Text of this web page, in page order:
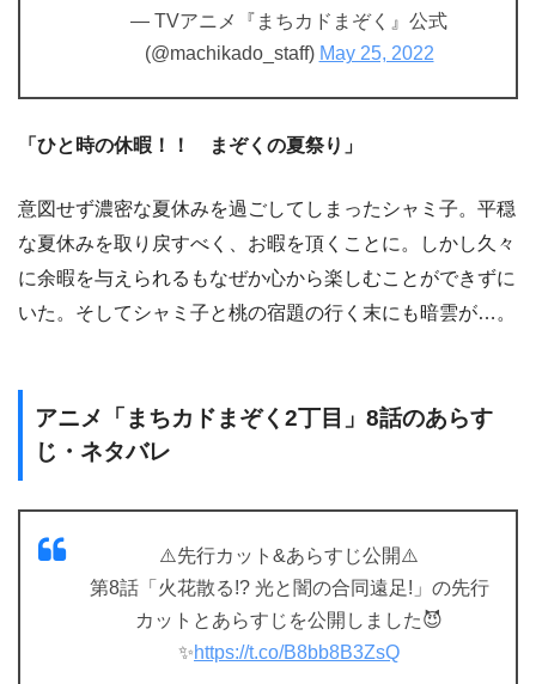
— TVアニメ『まちカドまぞく』公式
(@machikado_staff) May 25, 2022
「ひと時の休暇！！ まぞくの夏祭り」
意図せず濃密な夏休みを過ごしてしまったシャミ子。平穏
な夏休みを取り戻すべく、お暇を頂くことに。しかし久々
に余暇を与えられるもなぜか心から楽しむことができずに
いた。そしてシャミ子と桃の宿題の行く末にも暗雲が…。
アニメ「まちカドまぞく2丁目」8話のあらす
じ・ネタバレ
⚠️先行カット&あらすじ公開⚠️
第8話「火花散る!? 光と闇の合同遠足!」の先行
カットとあらすじを公開しました😈
✨https://t.co/B8bb8B3ZsQ